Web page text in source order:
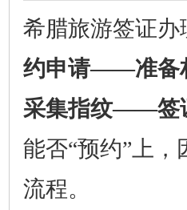
希腊旅游签证
约申请——准
采集指纹——签
能否“预约”上
流程。